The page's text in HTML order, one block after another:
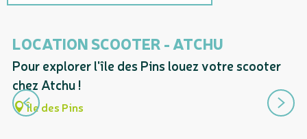
LOCATION SCOOTER - ATCHU
Pour explorer l'île des Pins louez votre scooter
chez Atchu !
Île des Pins